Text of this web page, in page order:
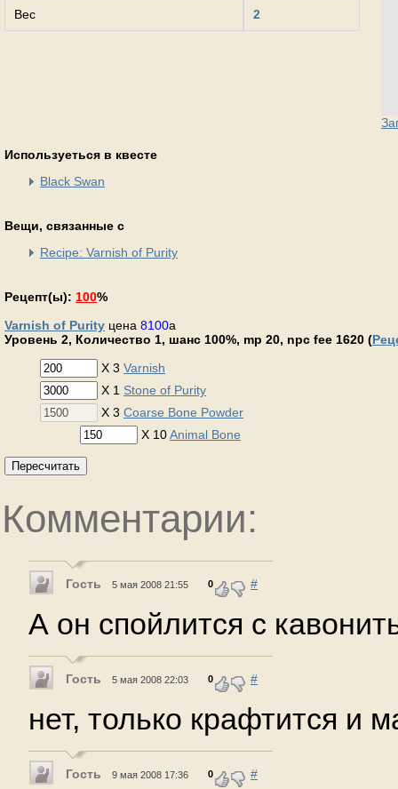
Вес 2
Используеться в квесте
Black Swan
Вещи, связанные с
Recipe: Varnish of Purity
Рецепт(ы): 100%
Varnish of Purity цена 8100a
Уровень 2, Количество 1, шанс 100%, mp 20, npc fee 1620 (
X 3 Varnish
X 1 Stone of Purity
X 3 Coarse Bone Powder
X 10Animal Bone
Пересчитать
Комментарии:
Гость 5 мая 2008 21:55 0 #
А он спойлится с
Гость 5 мая 2008 22:03 0 #
нет, только крафтится и
Гость 9 мая 2008 17:36 0 #